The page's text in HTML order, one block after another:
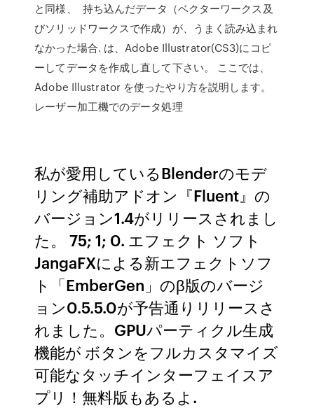
と同様、 持ち込んだデータ（ベクターワークス及
びソリッドワークスで作成）が、うまく読み込まれ
なかった場合. は、Adobe Illustrator(CS3)にコピ
ーしてデータを作成し直して下さい。 ここでは、
Adobe Illustrator を使ったやり方を説明します。
レーザー加工機でのデータ処理
私が愛用しているBlenderのモデ
リング補助アドオン『Fluent』の
バージョン1.4がリリースされまし
た。 75; 1; 0. エフェクト ソフト
JangaFXによる新エフェクトソフ
ト「EmberGen」のβ版のバージ
ョン0.5.5.0が予告通りリリースさ
れました。GPUパーティクル生成
機能が ボタンをフルカスタマイズ
可能なタッチインターフェイスア
プリ！無料版もあるよ.